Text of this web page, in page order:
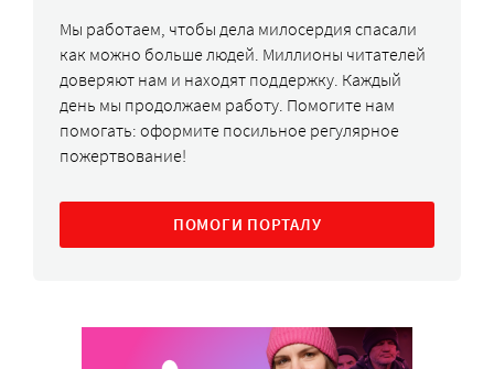
Мы работаем, чтобы дела милосердия спасали
как можно больше людей. Миллионы читателей
доверяют нам и находят поддержку. Каждый
день мы продолжаем работу. Помогите нам
помогать: оформите посильное регулярное
пожертвование!
ПОМОГИ ПОРТАЛУ